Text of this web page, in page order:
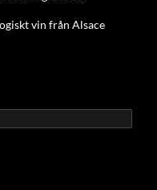
vin från Alsace